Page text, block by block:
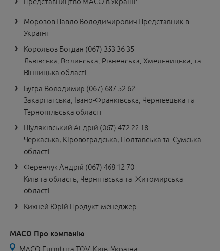
Представництво МАСО в Україні:
Морозов Павло Володимирович Представник в
Україні
Корольов Богдан (067) 353 36 35
Львівська, Волинська, Рівненська, Хмельницька, та
Вінницька області
Бугра Володимир (067) 687 52 62
Закарпатська, Івано-Франківська, Чернівецька та
Тернопільська області
Шуляківський Андрій (067) 472 22 18
Черкаська, Кіровоградська, Полтавська та Сумська
області
Ференчук Андрій (067) 468 12 70
Київ та область, Чернігівська та Житомирська
області
Кихней Юрій Продукт-менеджер
MACO Про компанію
MACO Furnitura TOV, Київ, Україна